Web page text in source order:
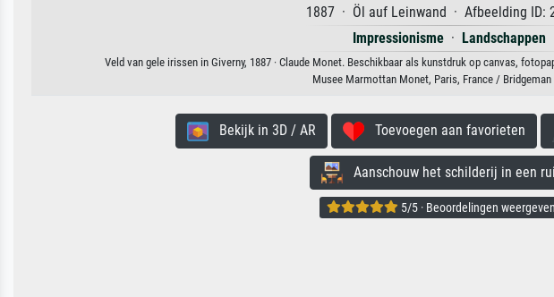
1887 · Öl auf Leinwand · Afbeelding ID:
Impressionisme · Landschappen
Veld van gele irissen in Giverny, 1887 · Claude Monet. Beschikbaar als kunstdruk op canvas,
Musee Marmottan Monet, Paris, France / Bridgeman
Bekijk in 3D / AR Toevoegen aan favorieten
Aanschouw het schilderij in een
5/5 · Beoordelingen